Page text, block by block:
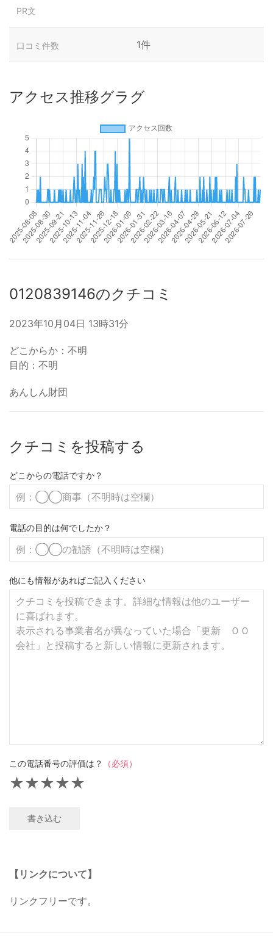
PR文
口コミ件数 1件
アクセス推移グラグ
0120839146のクチコミ
2023年10月04日 13時31分
どこからか：不明
目的：不明
あんしん財団
クチコミを投稿する
どこからの電話ですか？
電話の目的は何でしたか？
他にも情報があればご記入ください
この電話番号の評価は？ （必須）
★
★
★
★
★
書き込む
【リンクについて】
リンクフリーです。